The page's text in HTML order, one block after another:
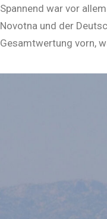
Spannend war vor
Novotna und der
Gesamtwertung vorn,